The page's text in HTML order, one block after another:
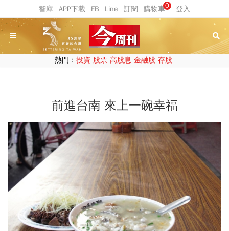
0
熱門： 投資 股票 高股息 金融股 存股
前進台南 來上一碗幸福